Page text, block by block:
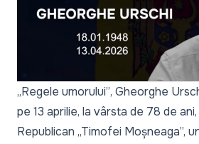
„Regele umorului”, Gheorghe
pe 13 aprilie, la vârsta de 78 de
Republican „Timofei Moșneaga”,